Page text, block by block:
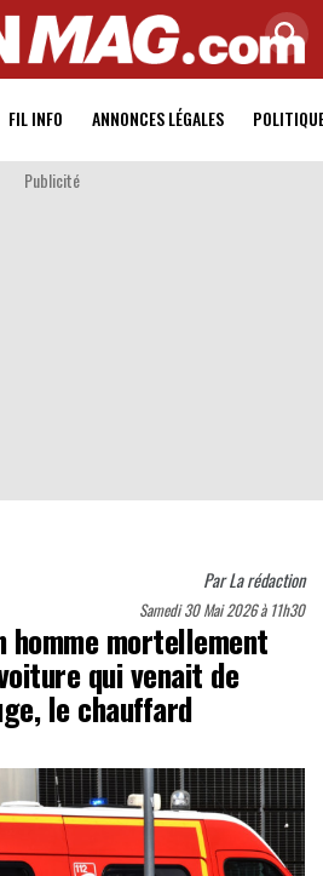
FIL INFO ANNONCES LÉGALES
Publicité
ParLa rédaction
Samedi 30 Mai 2026 à 11h30
homme mortellement
qui venait de
le chauffard